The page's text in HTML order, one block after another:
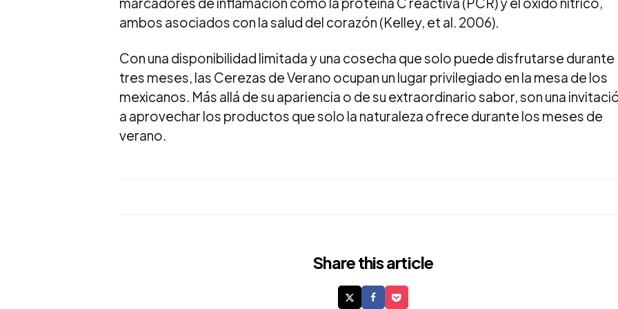
ambos asociados con la salud del corazón (Kelley, et al. 2006).
Con una disponibilidad limitada y una cosecha que solo puede disfrutarse durante
tres meses, las Cerezas de Verano ocupan un lugar privilegiado en la mesa de los
mexicanos. Más allá de su apariencia o de su extraordinario sabor, son una
a aprovechar los productos que solo la naturaleza ofrece durante los meses de
verano.
Sharethis article